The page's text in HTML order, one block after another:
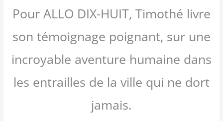
Pour ALLO DIX-HUIT, Timothé livre
son témoignage poignant, sur une
incroyable aventure humaine dans
les entrailles de la ville qui ne dort
jamais.